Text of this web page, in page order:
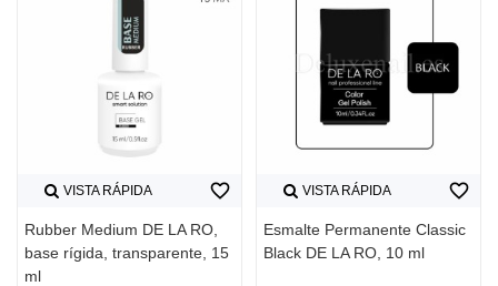
VISTA RÁPIDA
Rubber Medium DE LA RO,
base rígida, transparente, 15
ml
favorite_border VISTA RÁPIDA
Esmalte Permanente Classic
Black DE LA RO, 10 ml
favorite_border